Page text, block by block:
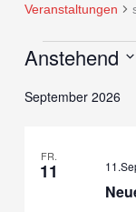
Veranstaltungen
Anstehend
wählen.
September 2026
FR.
11